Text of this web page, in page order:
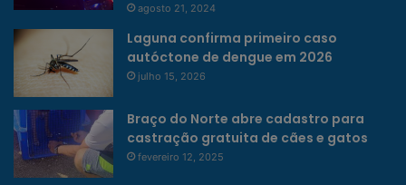
agosto 21, 2024
Laguna confirma primeiro caso
autóctone de dengue em 2026
julho 15, 2026
Braço do Norte abre cadastro para
castração gratuita de cães e gatos
fevereiro 12, 2025